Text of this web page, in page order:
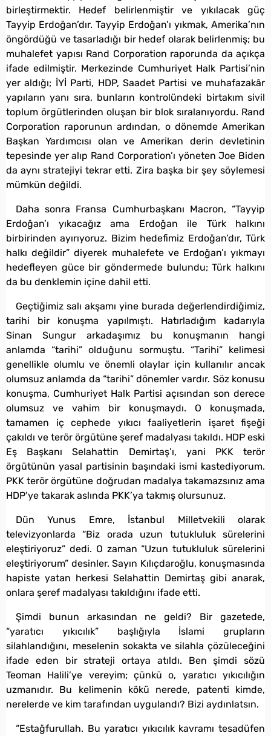
birleştirmektir. Hedef belirlenmiştir ve yıkılacak güç
Tayyip Erdoğan’dır. Tayyip Erdoğan’ı yıkmak, Amerika’nın
öngördüğü ve tasarladığı bir hedef olarak belirlenmiş; bu
muhalefet yapısı Rand Corporation raporunda da açıkça
ifade edilmiştir. Merkezinde Cumhuriyet Halk Partisi’nin
yer aldığı; İYİ Parti, HDP, Saadet Partisi ve muhafazakâr
yapıların yanı sıra, bunların kontrolündeki birtakım sivil
toplum örgütlerinden oluşan bir blok sıralanıyordu. Rand
Corporation raporunun ardından, o dönemde Amerikan
Başkan Yardımcısı olan ve Amerikan derin devletinin
tepesinde yer alıp Rand Corporation’ı yöneten Joe Biden
da aynı stratejiyi tekrar etti. Zira başka bir şey söylemesi
mümkün değildi.
Daha sonra Fransa Cumhurbaşkanı Macron, “Tayyip
Erdoğan’ı yıkacağız ama Erdoğan ile Türk halkını
birbirinden ayırıyoruz. Bizim hedefimiz Erdoğan’dır, Türk
halkı değildir” diyerek muhalefete ve Erdoğan’ı yıkmayı
hedefleyen güce bir göndermede bulundu; Türk halkını
da bu denklemin içine dahil etti.
Geçtiğimiz salı akşamı yine burada değerlendirdiğimiz,
tarihi bir konuşma yapılmıştı. Hatırladığım kadarıyla
Sinan Sungur arkadaşımız bu konuşmanın hangi
anlamda “tarihi” olduğunu sormuştu. “Tarihi” kelimesi
genellikle olumlu ve önemli olaylar için kullanılır ancak
olumsuz anlamda da “tarihi” dönemler vardır. Söz konusu
konuşma, Cumhuriyet Halk Partisi açısından son derece
olumsuz ve vahim bir konuşmaydı. O konuşmada,
tamamen iç cephede yıkıcı faaliyetlerin işaret fişeği
çakıldı ve terör örgütüne şeref madalyası takıldı. HDP eski
Eş Başkanı Selahattin Demirtaş’ı, yani PKK terör
örgütünün yasal partisinin başındaki ismi kastediyorum.
PKK terör örgütüne doğrudan madalya takamazsınız ama
HDP’ye takarak aslında PKK’ya takmış olursunuz.
Dün Yunus Emre, İstanbul Milletvekili olarak
televizyonlarda “Biz orada uzun tutukluluk sürelerini
eleştiriyoruz” dedi. O zaman “Uzun tutukluluk sürelerini
eleştiriyorum” desinler. Sayın Kılıçdaroğlu, konuşmasında
hapiste yatan herkesi Selahattin Demirtaş gibi anarak,
onlara şeref madalyası takıldığını ifade etti.
Şimdi bunun arkasından ne geldi? Bir gazetede,
“yaratıcı yıkıcılık” başlığıyla İslami grupların
silahlandığını, meselenin sokakta ve silahla çözüleceğini
ifade eden bir strateji ortaya atıldı. Ben şimdi sözü
Teoman Halili’ye vereyim; çünkü o, yaratıcı yıkıcılığın
uzmanıdır. Bu kelimenin kökü nerede, patenti kimde,
nerelerde ve kim tarafından uygulandı? Bizi aydınlatsın.
“Estağfurullah. Bu yaratıcı yıkıcılık kavramı tesadüfen